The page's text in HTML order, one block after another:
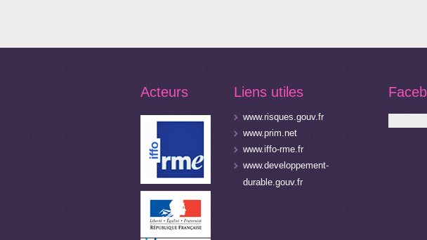
Acteurs Liens utiles
www.risques.gouv.fr
www.prim.net
www.iffo-rme.fr
www.developpement-
durable.gouv.fr